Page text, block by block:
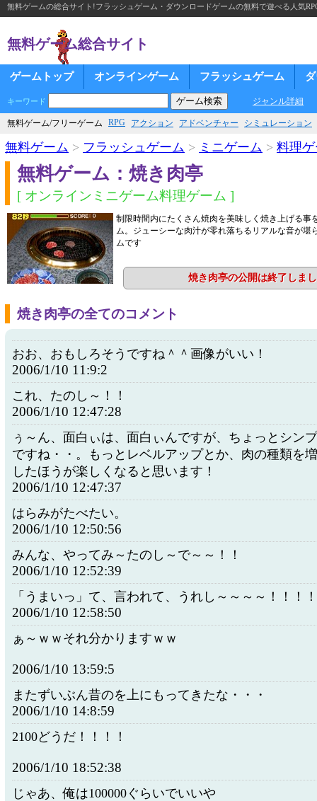
無料ゲームの総合サイト!フラッシュゲーム・ダウンロードゲームの無料で遊べる人気
無料ゲーム総合サイト
ゲームトップ オンラインゲーム フラッシュゲーム
キーワード ジャンル詳細
無料ゲーム/フリーゲーム RPG アクション アドベンチャー シミュレーション
無料ゲーム > フラッシュゲーム > ミニゲーム > 料理
無料ゲーム：焼き肉亭
[ オンラインミニゲーム料理ゲーム ]
制限時間内にたくさん焼肉を美味しく焼き上げる事
ム。ジューシーな肉汁が零れ落ちるリアルな音が堪
ムです
焼き肉亭の公開は終了しま
焼き肉亭の全てのコメント
おお、おもしろそうですね＾＾画像がいい！
2006/1/10 11:9:2
これ、たのし～！！
2006/1/10 12:47:28
ぅ～ん、面白ぃは、面白ぃんですが、ちょっとシン
ですね・・。もっとレベルアップとか、肉の種類を
したほうが楽しくなると思います！
2006/1/10 12:47:37
はらみがたべたい。
2006/1/10 12:50:56
みんな、やってみ～たのし～で～～！！
2006/1/10 12:52:39
「うまいっ」て、言われて、うれし～～～～！！！
2006/1/10 12:58:50
ぁ～ｗｗそれ分かりますｗｗ
2006/1/10 13:59:5
またずいぶん昔のを上にもってきたな・・・
2006/1/10 14:8:59
2100どうだ！！！！
2006/1/10 18:52:38
じゃあ、俺は100000ぐらいでいいや